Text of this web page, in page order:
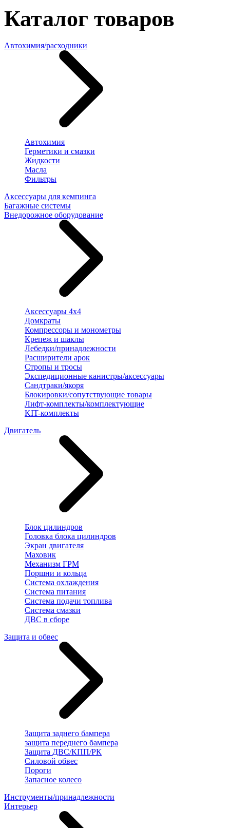
Каталог товаров
Автохимия/расходники
Автохимия
Герметики и смазки
Жидкости
Масла
Фильтры
Аксессуары для кемпинга
Багажные системы
Внедорожное оборудование
Аксессуары 4х4
Домкраты
Компрессоры и монометры
Крепеж и шаклы
Лебедки/принадлежности
Расширители арок
Стропы и тросы
Экспедиционные канистры/аксессуары
Сандтраки/якоря
Блокировки/сопутствующие товары
Лифт-комплекты/комплектующие
KIT-комплекты
Двигатель
Блок цилиндров
Головка блока цилиндров
Экран двигателя
Маховик
Механизм ГРМ
Поршни и кольца
Система охлаждения
Система питания
Система подачи топлива
Система смазки
ДВС в сборе
Защита и обвес
Защита заднего бампера
защита переднего бампера
Защита ДВС/КПП/РК
Силовой обвес
Пороги
Запасное колесо
Инструменты/принадлежности
Интерьер